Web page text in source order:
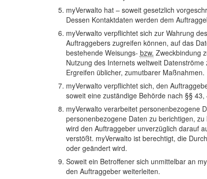
myVerwalto hat – soweit gesetzlich
Dessen Kontaktdaten werden dem
myVerwalto verpflichtet sich zur Wahrung
Auftraggebers zugreifen können, auf das
bestehende Weisungs- bzw. Zweckbindung
Nutzung des Internets weltweit
Ergreifen üblicher, zumutbarer Maßnahmen.
myVerwalto verpflichtet sich, den
soweit eine zuständige Behörde nach §§ 43,
myVerwalto verarbeitet personenbezogene
personenbezogene Daten zu berichtigen,
wird den Auftraggeber unverzüglich darauf
verstößt. myVerwalto ist berechtigt, die
oder geändert wird.
Soweit ein Betroffener sich unmittelbar an
den Auftraggeber weiterleiten.